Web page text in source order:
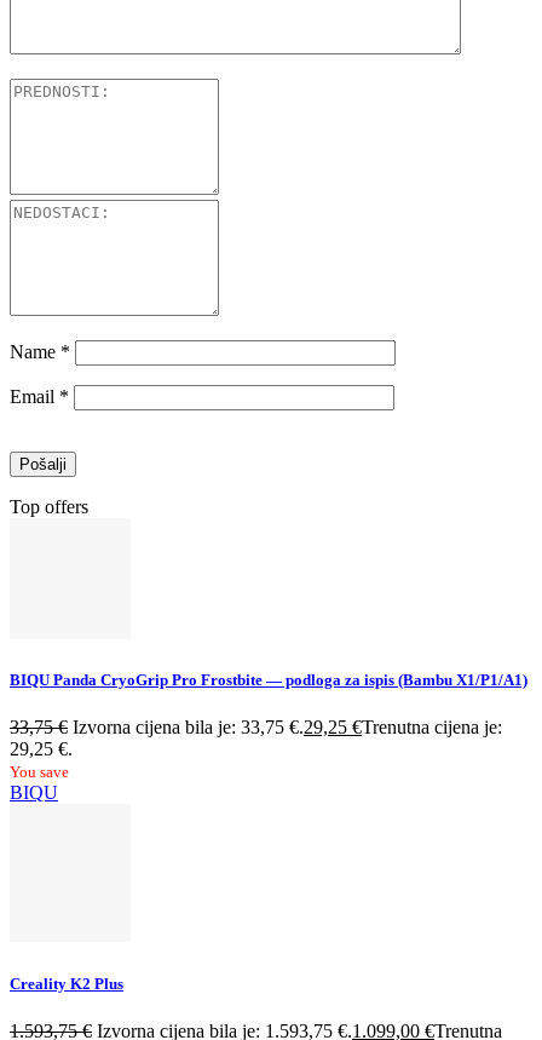
Name *
Email *
Top offers
BIQU Panda CryoGrip Pro Frostbite — podloga za ispis (Bambu X1/P1/A1)
33,75€ Izvorna cijena bila je: 33,75 €.29,25 €Trenutna cijena je:
29,25 €.
You save
BIQU
Creality K2 Plus
1.593,75€ Izvorna cijena bila je: 1.593,75 €.1.099,00 €Trenutna